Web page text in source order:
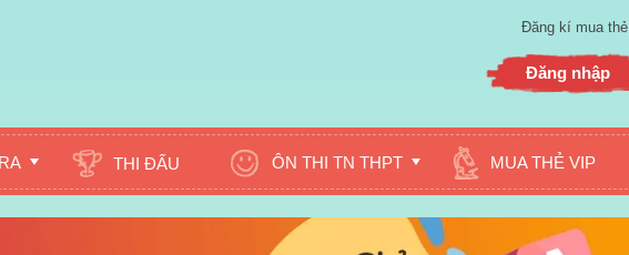
Đăng kí mua thẻ
Đăng nhập
THI ĐẤU ÔN THI TN THPT MUA THẺ VIP